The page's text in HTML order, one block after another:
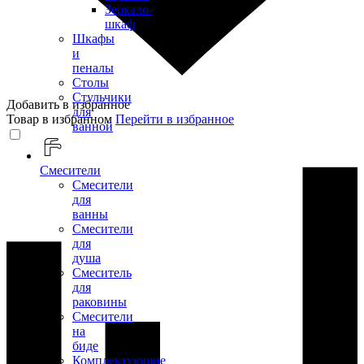
Зеркало-
шкаф
Шкафы
и
пеналы
Столы
Стульчики
для
ванной
Смесители
Смесители
для
ванны
Смесители
для
душа
Смеситель
для
раковины
Смесители
на
биде
Комплектующие
Добавить в избранное
Товар в избранном Перейти в избранное